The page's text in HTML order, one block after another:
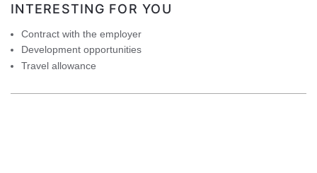
INTERESTING FOR YOU
Contract with the employer
Development opportunities
Travel allowance